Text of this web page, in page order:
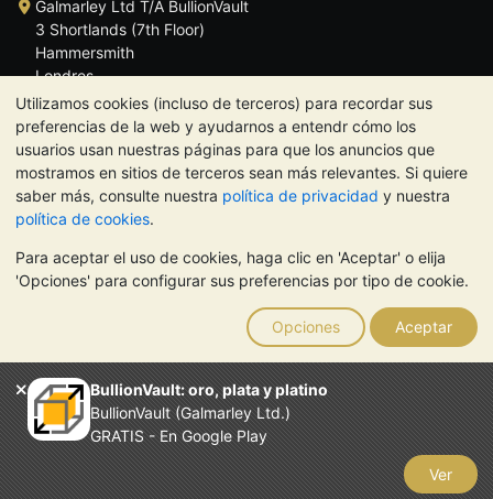
Utilizamos cookies (incluso de terceros) para recordar sus
preferencias de la web y ayudarnos a entendr cómo los
usuarios usan nuestras páginas para que los anuncios que
mostramos en sitios de terceros sean más relevantes. Si quiere
saber más, consulte nuestra política de privacidad y nuestra
política de cookies.
Para aceptar el uso de cookies, haga clic en 'Aceptar' o elija
'Opciones' para configurar sus preferencias por tipo de cookie.
Opciones Aceptar
BullionVault: oro, plata y platino
BullionVault (Galmarley Ltd.)
GRATIS - En Google Play
Ver
Galmarley Ltd T/A BullionVault
3 Shortlands (7th Floor)
Hammersmith
Londres
W6 8DA
Reino Unido
NOTA: El valor de los metales preciosos puede tanto bajar como
subir. Las tendencias históricas no garantizan la evolución
futura de los precios. Nada de lo contenido en los sitios web de
BullionVault ni en ninguna de sus comunicaciones constituye
asesoramiento en materia de inversión. Debería buscar
asesoramiento profesional para determinar si poseer metales
preciosos es adecuado para usted.
El servicio de BullionVault es propiedad de Galmarley Limited,
empresa registrada en Gran Bretaña con el número 4943684
BullionVault Ltd © 2026